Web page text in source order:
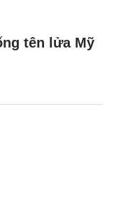
tên lửa Mỹ